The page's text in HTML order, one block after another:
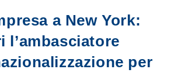
a New York:
l’ambasciatore
per